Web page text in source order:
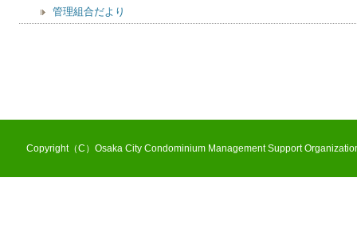
管理組合だより
Copyright（C）Osaka City Condominium Management Support